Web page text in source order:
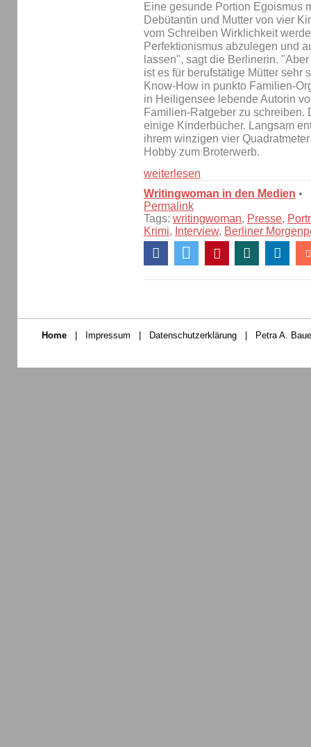
Eine gesunde Portion Egoismus
Debütantin und Mutter von vier
vom Schreiben Wirklichkeit
Perfektionismus abzulegen und
lassen", sagt die Berlinerin.
ist es für berufstätige Mütter sehr
Know-How in punkto Familien-
in Heiligensee lebende Autorin
Familien-Ratgeber zu schreiben.
einige Kinderbücher. Langsam
ihrem winzigen vier
Hobby zum Broterwerb.
weiterlesen
Writingwoman in den Medien •
Permalink
Tags: writingwoman, Presse,
Krimi, Interview, Berliner
Home Impressum Datenschutzerklärung Petra A.